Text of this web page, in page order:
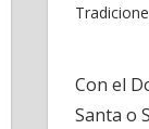
Santa
o
Con el
Santa o